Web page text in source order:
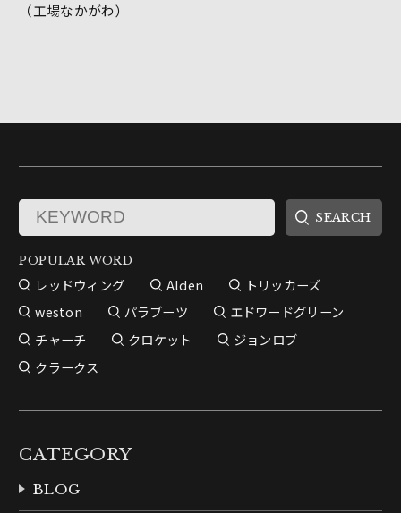
（工場なかがわ）
POPULAR WORD
レッドウィング Alden
トリッカーズ
weston
パラブーツ
エドワードグリーン
チャーチ
クロケット
ジョンロブ
クラークス
CATEGORY
BLOG